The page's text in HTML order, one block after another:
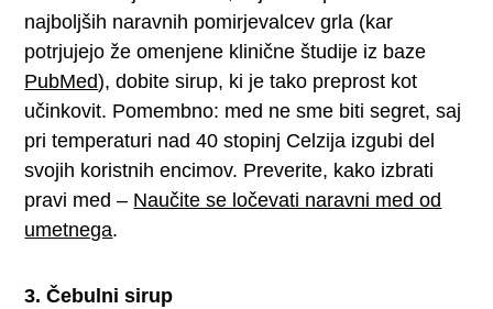
najboljših naravnih pomirjevalcev grla (kar
potrjujejo že omenjene klinične študije iz baze
PubMed), dobite sirup, ki je tako preprost kot
učinkovit. Pomembno: med ne sme biti segret, saj
pri temperaturi nad 40 stopinj Celzija izgubi del
svojih koristnih encimov. Preverite, kako izbrati
pravi med – Naučite se ločevati naravni med od
umetnega.
3. Čebulni sirup